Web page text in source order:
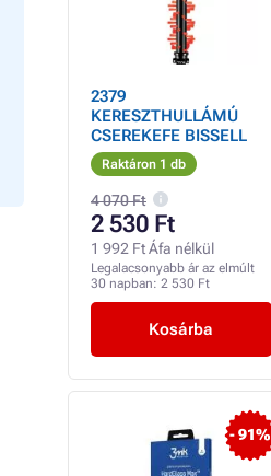
2379
KERESZTHULLÁMÚ
CSEREKEFE BISSELL
Raktáron 1 db
4 070 Ft
2 530 Ft
1 992 Ft Áfa nélkül
Legalacsonyabb ár az elmúlt
30 napban: 2 530 Ft
Kosárba
- 91%